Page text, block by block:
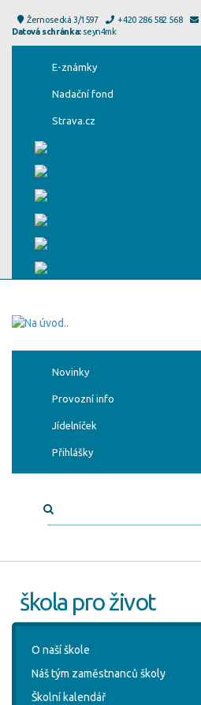
Žernosecká 3/1597 +420 286 582 568
Datová schránka:seyn4mk
E-známky
Nadační fond
Strava.cz
Novinky
Provozní info
Jídelníček
Přihlášky
škola pro život
O naší škole
Náš tým zaměstnanců školy
Školní kalendář